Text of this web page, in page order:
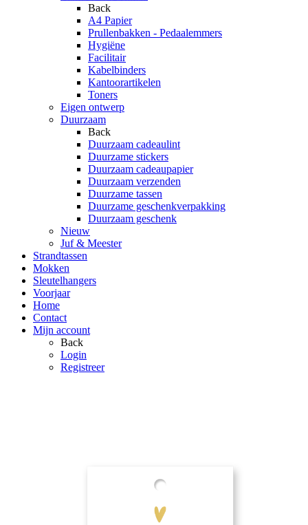
Back
A4 Papier
Prullenbakken - Pedaalemmers
Hygiëne
Facilitair
Kabelbinders
Kantoorartikelen
Toners
Eigen ontwerp
Duurzaam
Back
Duurzaam cadeaulint
Duurzame stickers
Duurzaam cadeaupapier
Duurzaam verzenden
Duurzame tassen
Duurzame geschenkverpakking
Duurzaam geschenk
Nieuw
Juf & Meester
Strandtassen
Mokken
Sleutelhangers
Voorjaar
Home
Contact
Mijn account
Back
Login
Registreer